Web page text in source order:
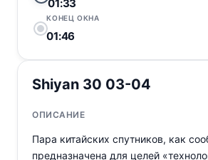
01:33
КОНЕЦ ОКНА
01:46
Shiyan 30 03-04
ОПИСАНИЕ
Пара китайских спутников, как
предназначена для целей